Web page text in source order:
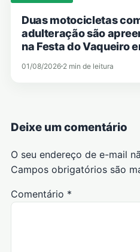
Duas motocicletas
adulteração são
na Festa do Vaqueiro
01/08/2026 2 min de leitura
Deixe um comentário
O seu endereço de e-mail
Campos obrigatórios são
Comentário *